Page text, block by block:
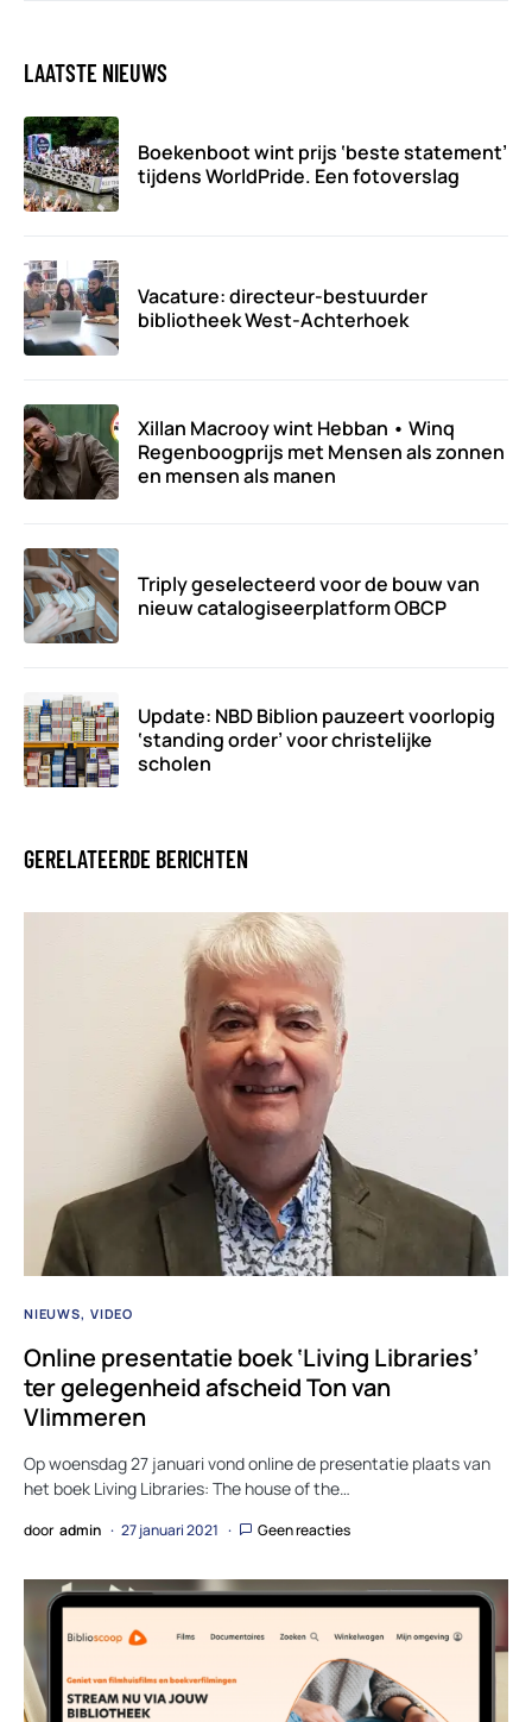
LAATSTE NIEUWS
Boekenboot wint prijs ‘beste statement’
tijdens WorldPride. Een fotoverslag
Vacature: directeur-bestuurder
bibliotheek West-Achterhoek
Xillan Macrooy wint Hebban • Winq
Regenboogprijs met Mensen als zonnen
en mensen als manen
Triply geselecteerd voor de bouw van
nieuw catalogiseerplatform OBCP
Update: NBD Biblion pauzeert voorlopig
‘standing order’ voor christelijke
scholen
GERELATEERDE BERICHTEN
NIEUWS VIDEO
Online presentatie boek ‘Living Libraries’
ter gelegenheid afscheid Ton van
Vlimmeren
Op woensdag 27 januari vond online de presentatie plaats van
het boek Living Libraries: The house of the…
door admin 27 januari 2021 Geen reacties